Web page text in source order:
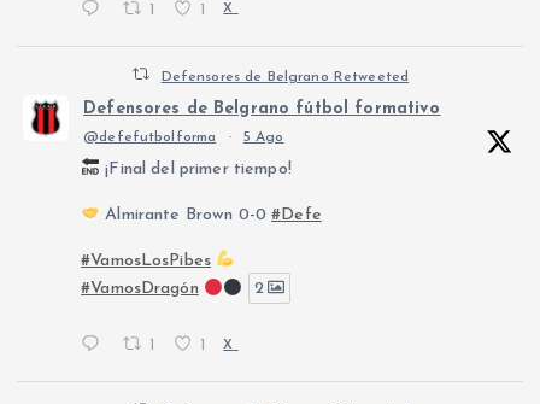
1 1 X
Defensores de Belgrano Retweeted
Defensores de Belgrano fútbol formativo
@defefutbolforma · 5 Ago
¡Final del primer tiempo!
Almirante Brown 0-0#Defe
#VamosLosPibes
#VamosDragón
2
X